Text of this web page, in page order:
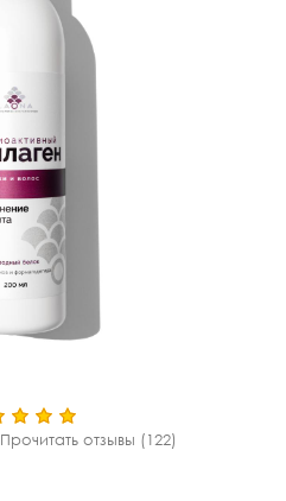
Прочитать отзывы (122)